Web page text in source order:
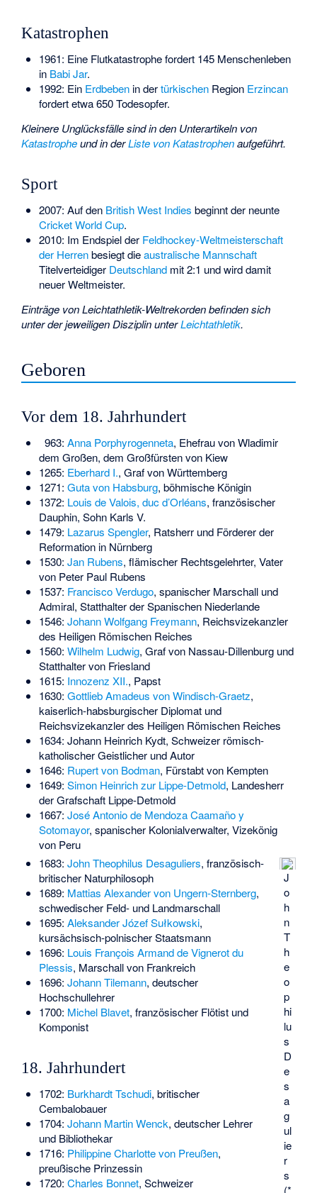
Katastrophen
1961: Eine Flutkatastrophe fordert 145 Menschenleben
in Babi Jar.
1992: Ein Erdbebenin dertürkischenRegion Erzincan
fordert etwa 650 Todesopfer.
Kleinere Unglücksfälle sind in den Unterartikeln von
Katastropheund in derListe von Katastrophenaufgeführt.
Sport
2007: Auf den British West Indies beginnt der neunte
Cricket World Cup.
2010: Im Endspiel der Feldhockey-Weltmeisterschaft
der Herrenbesiegt dieaustralische Mannschaft
Titelverteidiger Deutschlandmit 2:1 und wird damit
neuer Weltmeister.
Einträge von Leichtathletik-Weltrekorden befinden sich
unter der jeweiligen Disziplin unterLeichtathletik.
Geboren
Vor dem 18. Jahrhundert
963: Anna Porphyrogenneta, Ehefrau von Wladimir
dem Großen, dem Großfürsten von Kiew
1265: Eberhard I., Graf von Württemberg
1271: Guta von Habsburg, böhmische Königin
1372: Louis de Valois, duc d’Orléans, französischer
Dauphin, Sohn Karls V.
1479: Lazarus Spengler, Ratsherr und Förderer der
Reformation in Nürnberg
1530: Jan Rubens, flämischer Rechtsgelehrter, Vater
von Peter Paul Rubens
1537: Francisco Verdugo, spanischer Marschall und
Admiral, Statthalter der Spanischen Niederlande
1546: Johann Wolfgang Freymann, Reichsvizekanzler
des Heiligen Römischen Reiches
1560: Wilhelm Ludwig, Graf von Nassau-Dillenburg und
Statthalter von Friesland
1615: Innozenz XII., Papst
1630: Gottlieb Amadeus von Windisch-Graetz,
kaiserlich-habsburgischer Diplomat und
Reichsvizekanzler des Heiligen Römischen Reiches
1634: Johann Heinrich Kydt, Schweizer römisch-
katholischer Geistlicher und Autor
1646: Rupert von Bodman, Fürstabt von Kempten
1649: Simon Heinrich zur Lippe-Detmold, Landesherr
der Grafschaft Lippe-Detmold
1667: José Antonio de Mendoza Caamaño y
Sotomayor, spanischer Kolonialverwalter, Vizekönig
von Peru
J
o
h
n
T
h
e
o
p
hi
lu
s
D
e
s
a
g
ul
ie
r
s
(*
1683: John Theophilus Desaguliers, französisch-
britischer Naturphilosoph
1689: Mattias Alexander von Ungern-Sternberg,
schwedischer Feld- und Landmarschall
1695: Aleksander Józef Sułkowski,
kursächsisch-polnischer Staatsmann
1696: Louis François Armand de Vignerot du
Plessis, Marschall von Frankreich
1696: Johann Tilemann, deutscher
Hochschullehrer
1700: Michel Blavet, französischer Flötist und
Komponist
18. Jahrhundert
1702: Burkhardt Tschudi, britischer
Cembalobauer
1704: Johann Martin Wenck, deutscher Lehrer
und Bibliothekar
1716: Philippine Charlotte von Preußen,
preußische Prinzessin
1720: Charles Bonnet, Schweizer